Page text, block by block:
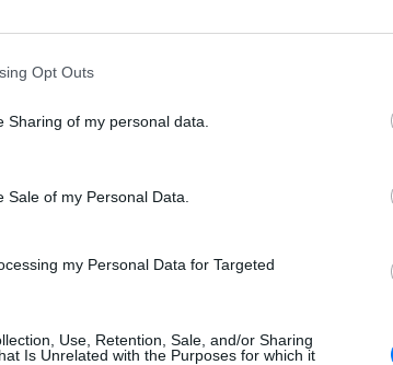
Opt Outs
Sharing of my personal data.
of my Personal Data.
my Personal Data for Targeted
Use, Retention, Sale, and/or Sharing
Is Unrelated with the Purposes for which it
2
αργού